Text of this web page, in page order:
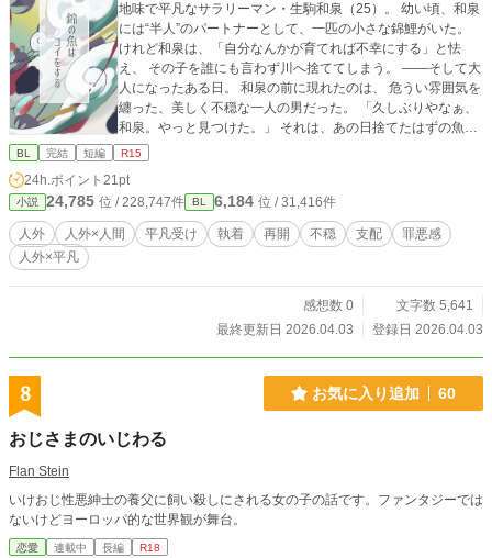
地味で平凡なサラリーマン・生駒和泉（25）。 幼い頃、和泉
には“半人”のパートナーとして、一匹の小さな錦鯉がいた。
けれど和泉は、「自分なんかが育てれば不幸にする」と怯
え、 その子を誰にも言わず川へ捨ててしまう。 ――そして大
人になったある日。 和泉の前に現れたのは、 危うい雰囲気を
纏った、美しく不穏な一人の男だった。 「久しぶりやなぁ、
和泉。やっと見つけた。」 それは、あの日捨てたはずの魚。
龍となって、和泉に会いに帰ってきた“錦”だった。 優しく、
泉は罪悪感ごと絡め取られていく。 これは、 捨てたはずの過
去に、優しく飼い直される話。 ※R15 2話にて、接触を伴う
不穏・執着表現を含みます。 ▼同世界線シリーズ 本作は、 •
『キミが、僕を選ぶまで』 • 『キミが、僕を喰らうまで』 •
着・不穏・少し歪んだ関係性がお好きな方は、 他作品もあわ
せて楽しんでいただけると嬉しいです。
BL 完結 短編 R15
24h.ポイント 21pt
小説 24,785 位 / 228,747件 BL 6,184 位 / 31,416件
人外 人外×人間 平凡受け 執着 再開 不穏 支配
罪悪感
人外×平凡
感想数 0
文字数 5,641
最終更新日 2026.04.03
登録日 2026.04.03
8 お気に入り追加 60
おじさまのいじわる
Flan Stein
いけおじ性悪紳士の養父に飼い殺しにされる女の子の話です。ファンタジーでは
ないけどヨーロッパ的な世界観が舞台。
恋愛 連載中 長編 R18